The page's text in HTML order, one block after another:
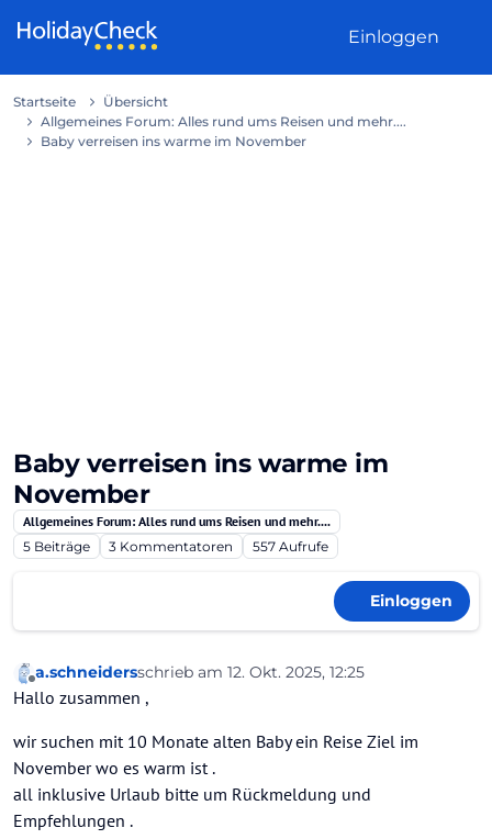
Einloggen
Startseite
Übersicht
Allgemeines Forum: Alles rund ums Reisen und mehr....
Baby verreisen ins warme im November
Baby verreisen ins warme im
November
Allgemeines Forum: Alles rund ums Reisen und mehr....
5 Beiträge 3 Kommentatoren 557 Aufrufe
Einloggen
Offline
a.schneidersschrieb am 12. Okt. 2025, 12:25
zuletzt editiert von
Hallo zusammen ,
wir suchen mit 10 Monate alten Baby ein Reise Ziel im
November wo es warm ist .
all inklusive Urlaub bitte um Rückmeldung und
Empfehlungen .